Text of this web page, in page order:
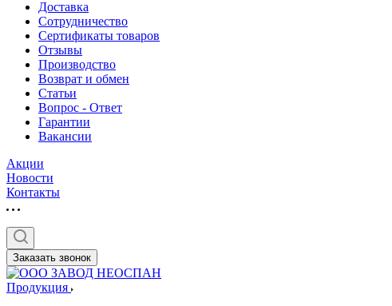
Доставка
Сотрудничество
Сертификаты товаров
Отзывы
Производство
Возврат и обмен
Статьи
Вопрос - Ответ
Гарантии
Вакансии
Акции
Новости
Контакты
Заказать звонок
Продукция